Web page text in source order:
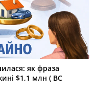
як фраза
$1,1 млн ( ВС